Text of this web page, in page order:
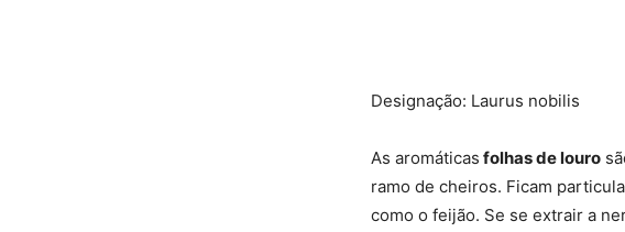
Designação: Laurus nobilis
As aromáticas folhas de louro
ramo de cheiros. Ficam
como o feijão. Se se extrair a